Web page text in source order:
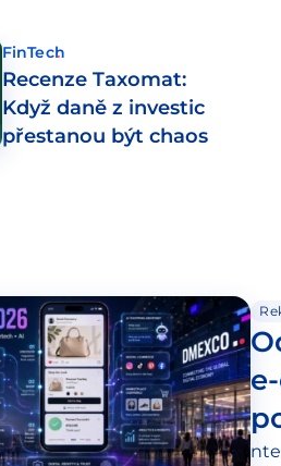
Recenze Taxomat:
Když daně z investic
přestanou být chaos
FinTech